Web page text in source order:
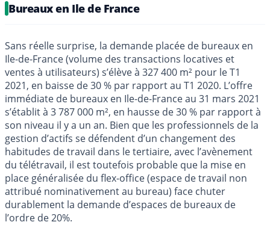
Bureaux en Ile de France
Sans réelle surprise, la demande placée de bureaux en
Ile-de-France (volume des transactions locatives et
ventes à utilisateurs) s’élève à 327 400 m² pour le T1
2021, en baisse de 30 % par rapport au T1 2020. L’offre
immédiate de bureaux en Ile-de-France au 31 mars 2021
s’établit à 3 787 000 m², en hausse de 30 % par rapport à
son niveau il y a un an. Bien que les professionnels de la
gestion d’actifs se défendent d’un changement des
habitudes de travail dans le tertiaire, avec l’avènement
du télétravail, il est toutefois probable que la mise en
place généralisée du flex-office (espace de travail non
attribué nominativement au bureau) face chuter
durablement la demande d’espaces de bureaux de
l’ordre de 20%.